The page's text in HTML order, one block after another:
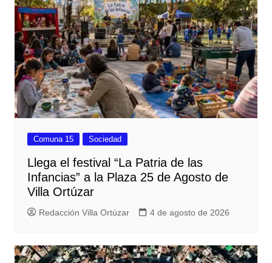
Comuna 15 Sociedad
Llega el festival “La Patria de las
Infancias” a la Plaza 25 de Agosto de
Villa Ortúzar
Redacción Villa Ortúzar 4 de agosto de 2026